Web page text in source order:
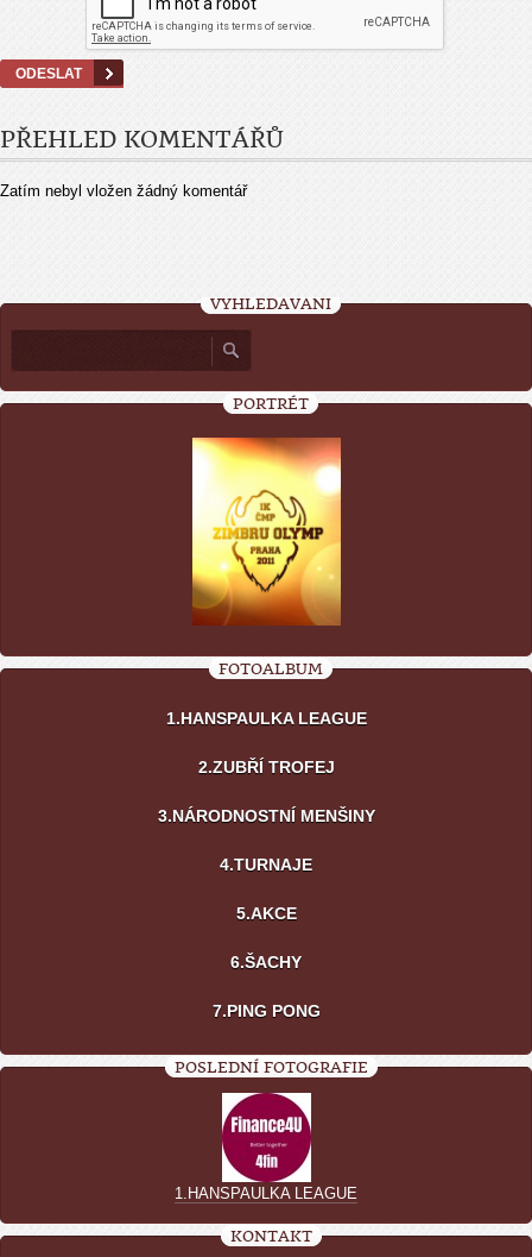
PŘEHLED KOMENTÁŘŮ
Zatím nebyl vložen žádný komentář
VYHLEDÁVÁNÍ
PORTRÉT
FOTOALBUM
1.HANSPAULKA LEAGUE
2.ZUBŘÍ TROFEJ
3.NÁRODNOSTNÍ MENŠINY
4.TURNAJE
5.AKCE
6.ŠACHY
7.PING PONG
POSLEDNÍ FOTOGRAFIE
1.HANSPAULKA LEAGUE
KONTAKT